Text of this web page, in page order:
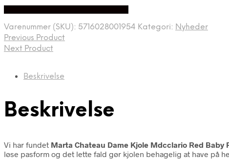
Varenummer (SKU): 5716028001954 Kategori: Nyheder
Previous Product
Next Product
Beskrivelse
Beskrivelse
Vi har fundet Marta Chateau Dame Kjole Mdcclario Red Baby
løse pasform og det lette fald gør kjolen behagelig at have på